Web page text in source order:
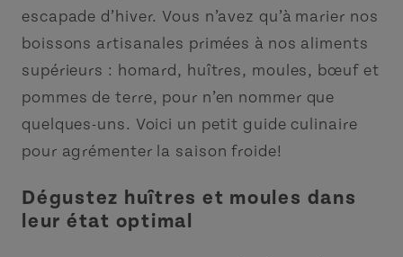
escapade d’hiver. Vous n’avez qu’à marier nos
boissons artisanales primées à nos aliments
supérieurs : homard, huîtres, moules, bœuf et
pommes de terre, pour n’en nommer que
quelques-uns. Voici un petit guide culinaire
pour agrémenter la saison froide!
Dégustez huîtres et moules dans
leur état optimal